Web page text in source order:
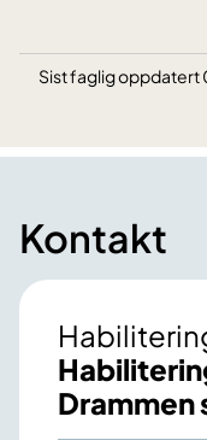
Sist faglig
Kontakt
Drammen